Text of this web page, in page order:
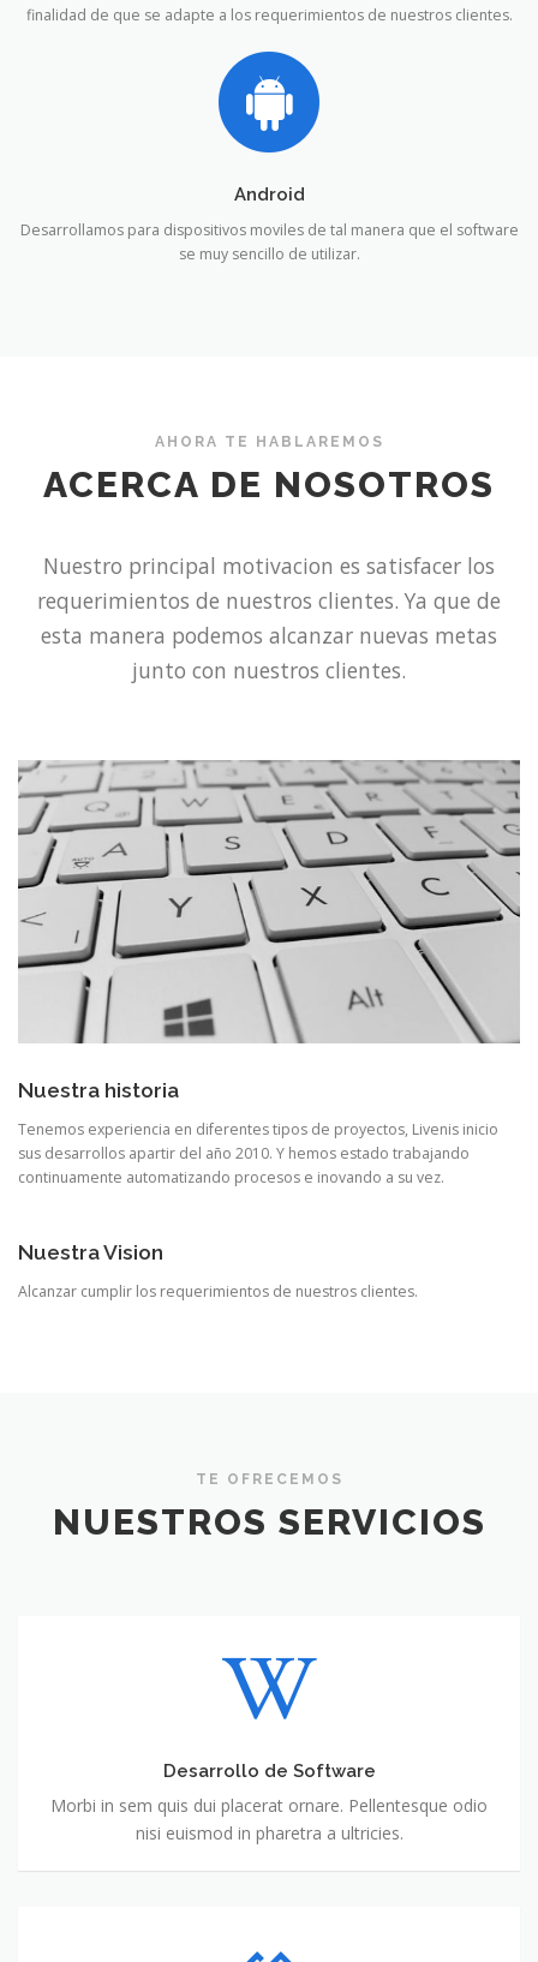
finalidad de que se adapte a los requerimientos de nuestros clientes.
Android
Desarrollamos para dispositivos moviles de tal manera que el software
se muy sencillo de utilizar.
AHORA TE HABLAREMOS
ACERCA DE NOSOTROS
Nuestro principal motivacion es satisfacer los
requerimientos de nuestros clientes. Ya que de
esta manera podemos alcanzar nuevas metas
junto con nuestros clientes.
Nuestra historia
Tenemos experiencia en diferentes tipos de proyectos, Livenis inicio
sus desarrollos apartir del año 2010. Y hemos estado trabajando
continuamente automatizando procesos e inovando a su vez.
Nuestra Vision
Alcanzar cumplir los requerimientos de nuestros clientes.
TE OFRECEMOS
NUESTROS SERVICIOS
Desarrollo de Software
Morbi in sem quis dui placerat ornare. Pellentesque odio
nisi euismod in pharetra a ultricies.